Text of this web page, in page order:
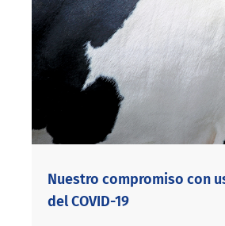
Nuestro compromiso con
del COVID-19